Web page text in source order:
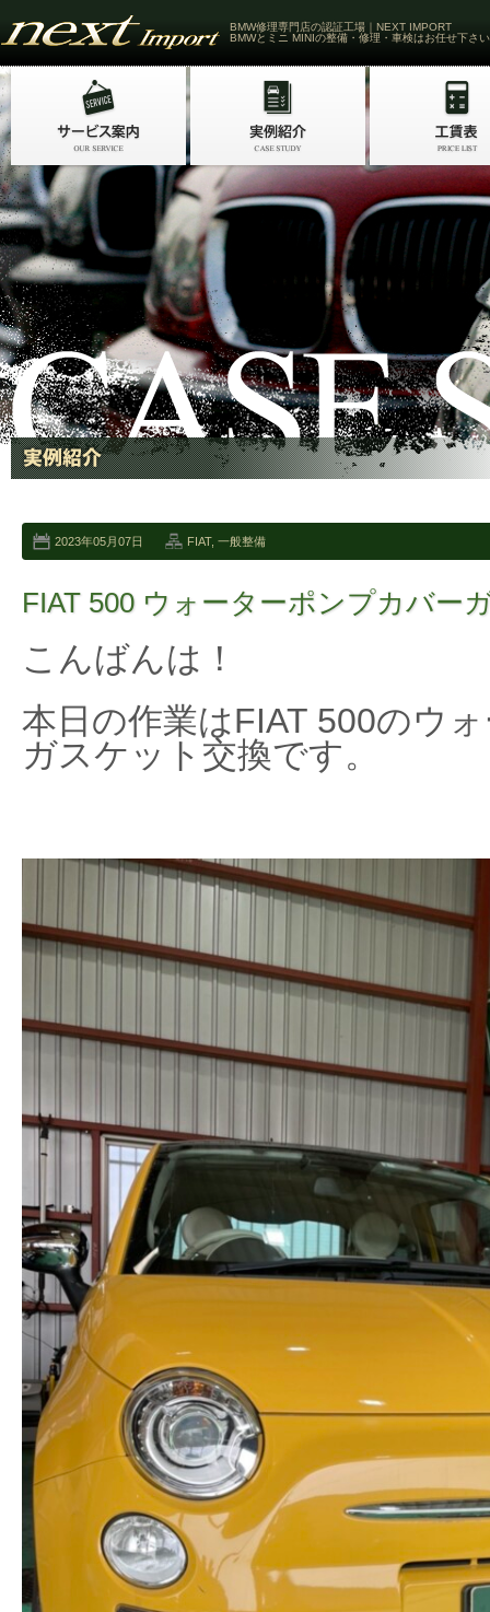
BMW修理専門店の認証工場｜NEXT IMPORT
BMWとミニ MINIの整備・修理・車検はお任せ下さい
2023年05月07日 FIAT, 一般整備
FIAT 500 ウォーターポンプカバー
こんばんは！
本日の作業はFIAT 500のウ
ガスケット交換です。